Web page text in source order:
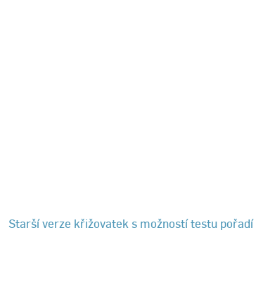
Starší verze křižovatek s možností testu